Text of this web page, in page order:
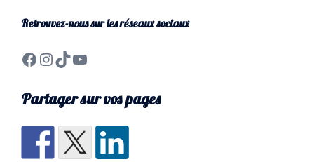
Retrouvez-nous sur les réseaux sociaux
Partager sur vos pages